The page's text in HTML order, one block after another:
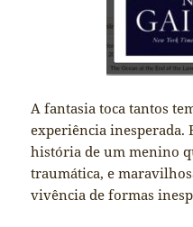
A fantasia toca tantos
experiência inesperada.
história de um menino
traumática, e
vivência de formas